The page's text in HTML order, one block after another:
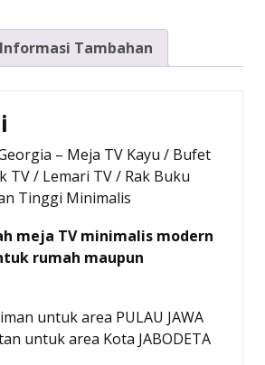
Informasi Tambahan
– Meja TV Kayu / Bufet
TV / Lemari TV / Rak Buku
Tinggi Minimalis
meja TV minimalis modern
rumah maupun
untuk area PULAU JAWA
untuk area Kota JABODETA